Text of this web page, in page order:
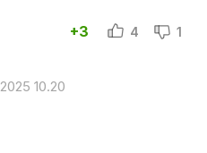
+3 4 1
10.20